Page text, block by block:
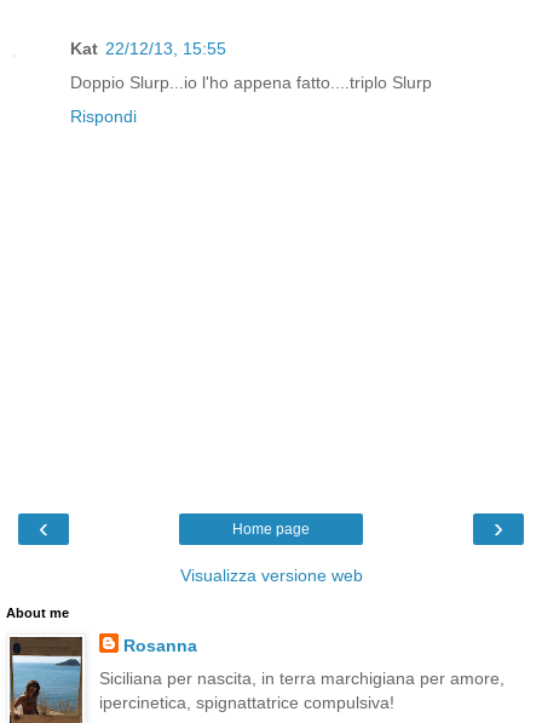
Kat 22/12/13, 15:55
Doppio Slurp...io l'ho appena fatto....triplo Slurp
Rispondi
‹ ›
Home page
Visualizza versione web
About me
Rosanna
Siciliana per nascita, in terra marchigiana per amore,
ipercinetica, spignattatrice compulsiva!